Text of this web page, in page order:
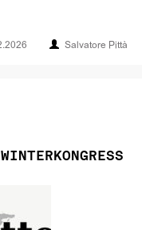
Salvatore Pittà